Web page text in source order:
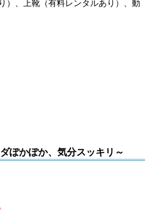
）、上靴（有料レンタルあり）、動
ぽかぽか、気分スッキリ～